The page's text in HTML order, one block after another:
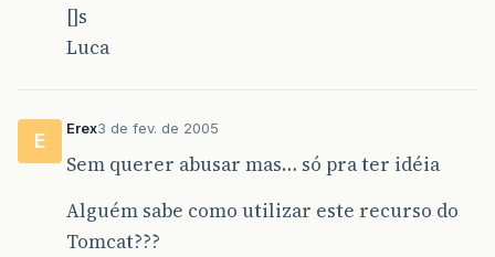
[]s
Luca
E
Erex3 de fev. de 2005
Sem querer abusar mas… só pra ter idéia
Alguém sabe como utilizar este recurso do
Tomcat???